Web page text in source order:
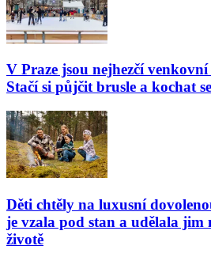
V Praze jsou nejhezčí
Stačí si půjčit brusle a kochat
Děti chtěly na luxusní
je vzala pod stan a udělala jim
životě